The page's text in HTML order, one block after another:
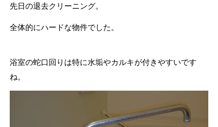
先日の退去クリーニング。
全体的にハードな物件でした。
浴室の蛇口回りは特に水垢やカルキが付きやすいです
ね。